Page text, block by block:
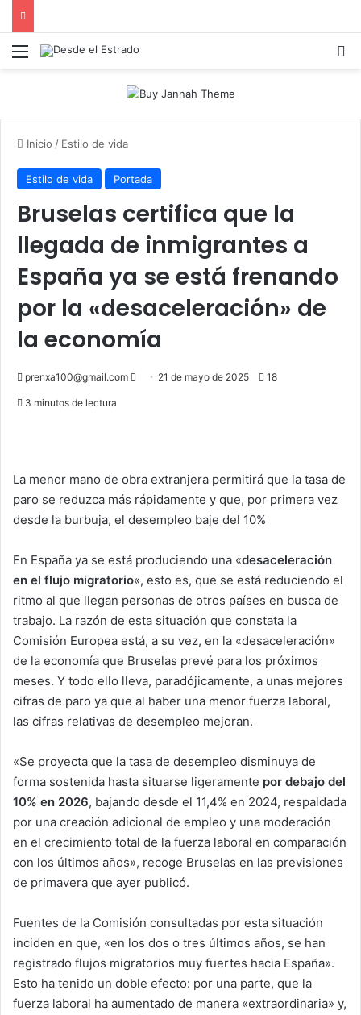
Menú
Inicio / Estilo de vida
Estilo de vida Portada
Bruselas certifica que la
llegada de inmigrantes a
España ya se está frenando
por la «desaceleración» de
la economía
prenxa100@gmail.com
Send 21 de mayo de 2025 18
3 minutos de lectura
La menor mano de obra extranjera permitirá que la tasa de
paro se reduzca más rápidamente y que, por primera vez
desde la burbuja, el desempleo baje del 10%
En España ya se está produciendo una «desaceleración
en el flujo migratorio«, esto es, que se está reduciendo el
ritmo al que llegan personas de otros países en busca de
trabajo. La razón de esta situación que constata la
Comisión Europea está, a su vez, en la «desaceleración»
de la economía que Bruselas prevé para los próximos
meses. Y todo ello lleva, paradójicamente, a unas mejores
cifras de paro ya que al haber una menor fuerza laboral,
las cifras relativas de desempleo mejoran.
«Se proyecta que la tasa de desempleo disminuya de
forma sostenida hasta situarse ligeramente por debajo del
10% en 2026, bajando desde el 11,4% en 2024, respaldada
por una creación adicional de empleo y una moderación
en el crecimiento total de la fuerza laboral en comparación
con los últimos años», recoge Bruselas en las previsiones
de primavera que ayer publicó.
Fuentes de la Comisión consultadas por esta situación
inciden en que, «en los dos o tres últimos años, se han
registrado flujos migratorios muy fuertes hacia España».
Esto ha tenido un doble efecto: por una parte, que la
fuerza laboral ha aumentado de manera «extraordinaria» y,